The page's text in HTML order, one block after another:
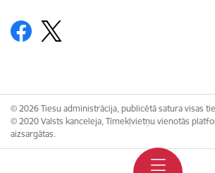
© 2026 Tiesu administrācija, publicētā satura visas
© 2020 Valsts kanceleja, Tīmekļvietņu vienotās
aizsargātas.